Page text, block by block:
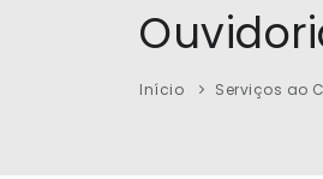
Início Serviços ao